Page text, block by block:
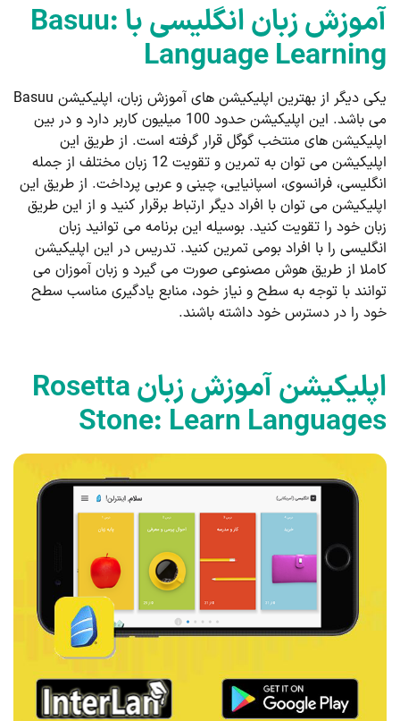
آموزش زبان انگلیسی با Basuu:
Language Learning
یکی دیگر از بهترین اپلیکیشن های آموزش زبان، اپلیکیشن Basuu
می باشد. این اپلیکیشن حدود 100 میلیون کاربر دارد و در بین
اپلیکیشن های منتخب گوگل قرار گرفته است. از طریق این
اپلیکیشن می توان به تمرین و تقویت 12 زبان مختلف از جمله
انگلیسی، فرانسوی، اسپانیایی، چینی و عربی پرداخت. از طریق این
اپلیکیشن می توان با افراد دیگر ارتباط برقرار کنید و از این طریق
زبان خود را تقویت کنید. بوسیله این برنامه می توانید زبان
انگلیسی را با افراد بومی تمرین کنید. تدریس در این اپلیکیشن
کاملا از طریق هوش مصنوعی صورت می گیرد و زبان آموزان می
توانند با توجه به سطح و نیاز خود، منابع یادگیری مناسب سطح
خود را در دسترس خود داشته باشند.
اپلیکیشن آموزش زبان Rosetta
Stone: Learn Languages